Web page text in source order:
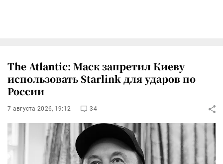
The Atlantic: Маск запретил Киеву
использовать Starlink для ударов по
России
7 августа 2026, 19:12 34